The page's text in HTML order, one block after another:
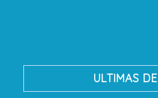
ULTIMAS